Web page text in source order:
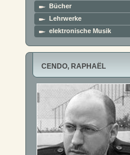
Bücher
Lehrwerke
elektronische Musik
CENDO, RAPHAËL